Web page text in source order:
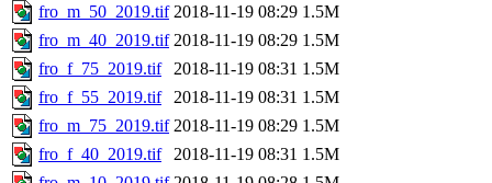
fro_m_50_2019.tif 2018-11-19 08:29 1.5M
fro_m_40_2019.tif 2018-11-19 08:29 1.5M
fro_f_75_2019.tif
2018-11-19 08:31 1.5M
fro_f_55_2019.tif
2018-11-19 08:31 1.5M
fro_m_75_2019.tif 2018-11-19 08:29 1.5M
fro_f_40_2019.tif
2018-11-19 08:31 1.5M